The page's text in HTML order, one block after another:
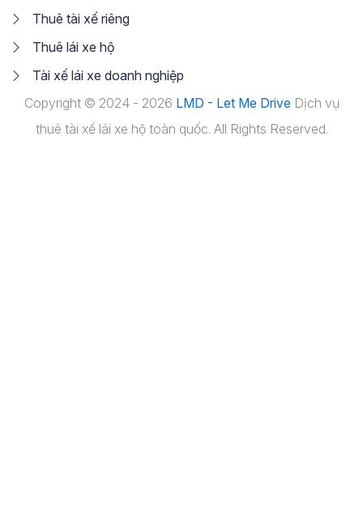
Thuê tài xế riêng
Thuê lái xe hộ
Tài xế lái xe doanh nghiệp
Copyright © 2024 - 2026 LMD - Let Me Drive Dịch vụ
thuê tài xế lái xe hộ toàn quốc. All Rights Reserved.